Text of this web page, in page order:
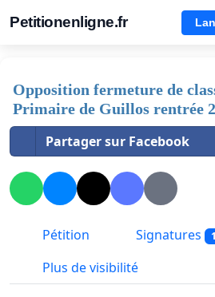
Petitionenligne.fr
Opposition fermeture de
Primaire de Guillos rentrée
Partager sur Facebook
Pétition Signatures
Plus de visibilité